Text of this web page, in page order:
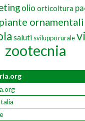
olio orticoltura
piante ornamentali
saluti sviluppo rurale
zootecnia